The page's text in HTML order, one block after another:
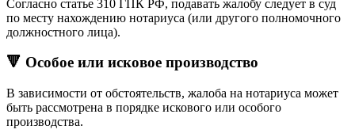
Согласно статье 310 ГПК РФ, подавать жалобу следует в суд
по месту нахождению нотариуса (или другого полномочного
должностного лица).
🔻 Особое или исковое производство
В зависимости от обстоятельств, жалоба на нотариуса может
быть рассмотрена в порядке искового или особого
производства.